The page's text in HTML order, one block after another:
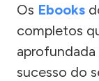
Os Ebooks
completos
aprofundada
sucesso do